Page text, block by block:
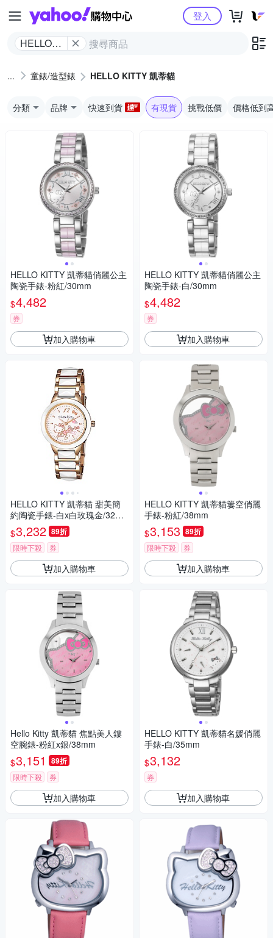
Yahoo購物中心
HELLO
蒂貓
登入
童錶/造型錶 HELLO KITTY 凱蒂貓
分類 品牌 快速到貨 有現貨 挑戰低價 價格低到
HELLO KITTY 凱蒂貓俏麗公主
陶瓷手錶-粉紅/30mm
$4,482
券
加入購物車
HELLO KITTY 凱蒂貓 甜美簡
約陶瓷手錶-白x白玫瑰金/32m
m
$3,232 89折
限時下殺 券
加入購物車
Hello Kitty 凱蒂貓 焦點美人鏤
空腕錶-粉紅x銀/38mm
$3,151 89折
限時下殺 券
加入購物車
HELLO KITTY 凱蒂貓俏麗公主
陶瓷手錶-白/30mm
$4,482
券
加入購物車
HELLO KITTY 凱蒂貓簍空俏麗
手錶-粉紅/38mm
$3,153 89折
限時下殺 券
加入購物車
HELLO KITTY 凱蒂貓名媛俏麗
手錶-白/35mm
$3,132
券
加入購物車